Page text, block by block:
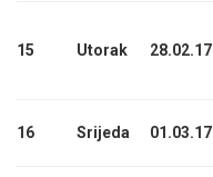
15 Utorak 28.02.17
16 Srijeda 01.03.17